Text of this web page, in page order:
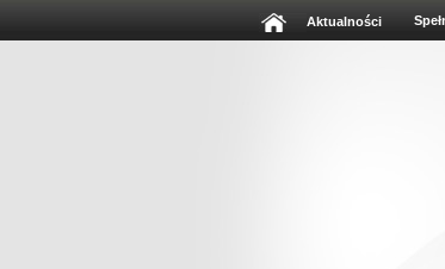
Aktualności